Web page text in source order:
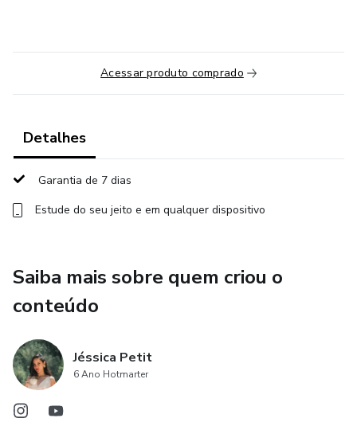
Acessar produto comprado
Detalhes
Garantia de 7 dias
Estude do seu jeito e em qualquer dispositivo
Saiba mais sobre quem criou o
conteúdo
Jéssica Petit
6 Ano Hotmarter